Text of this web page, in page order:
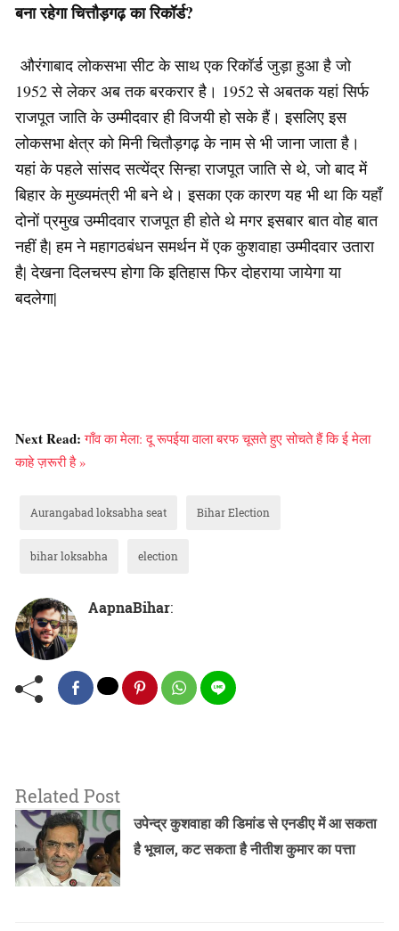
बना रहेगा चित्तौड़गढ़ का रिकॉर्ड?
औरंगाबाद लोकसभा सीट के साथ एक रिकॉर्ड जुड़ा हुआ है जो
1952 से लेकर अब तक बरकरार है। 1952 से अबतक यहां सिर्फ
राजपूत जाति के उम्मीदवार ही विजयी हो सके हैं। इसलिए इस
लोकसभा क्षेत्र को मिनी चितौड़गढ़ के नाम से भी जाना जाता है।
यहां के पहले सांसद सत्येंद्र सिन्हा राजपूत जाति से थे, जो बाद में
बिहार के मुख्यमंत्री भी बने थे। इसका एक कारण यह भी था कि यहाँ
दोनों प्रमुख उम्मीदवार राजपूत ही होते थे मगर इसबार बात वोह बात
नहीं है| हम ने महागठबंधन समर्थन में एक कुशवाहा उम्मीदवार उतारा
है| देखना दिलचस्प होगा कि इतिहास फिर दोहराया जायेगा या
बदलेगा|
Next Read:गाँव का मेला: दू रूपईया वाला बरफ चूसते हुए सोचते हैं कि ई मेला
काहे ज़रूरी है »
Aurangabad loksabha seat Bihar Election
bihar loksabha election
AapnaBihar:
Related Post
उपेन्द्र कुशवाहा की डिमांड से एनडीए में आ सकता
है भूचाल, कट सकता है नीतीश कुमार का पत्ता